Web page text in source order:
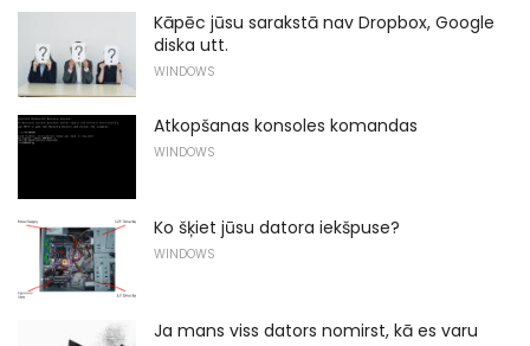
Kāpēc jūsu sarakstā nav Dropbox, Google
diska utt.
WINDOWS
Atkopšanas konsoles komandas
WINDOWS
Ko šķiet jūsu datora iekšpuse?
WINDOWS
Ja mans viss dators nomirst, kā es varu